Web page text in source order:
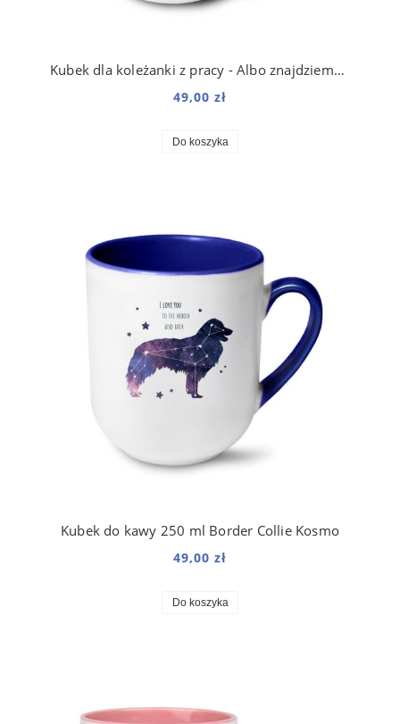
Kubek dla koleżanki z pracy - Albo znajdziemy sposób, albo go stworzymy 250 ml
49,00 zł
Do koszyka
Kubek do kawy 250 ml Border Collie Kosmo
49,00 zł
Do koszyka